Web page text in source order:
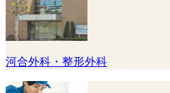
河合外科・整形外科